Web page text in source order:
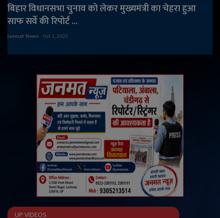
बिहार विधानसभा चुनाव को लेकर मुख्यमंत्री का चेहरा हुआ
साफ सर्वे की रिपोर्ट ...
Janmat News Oct 3, 2025
UP VIDEOS